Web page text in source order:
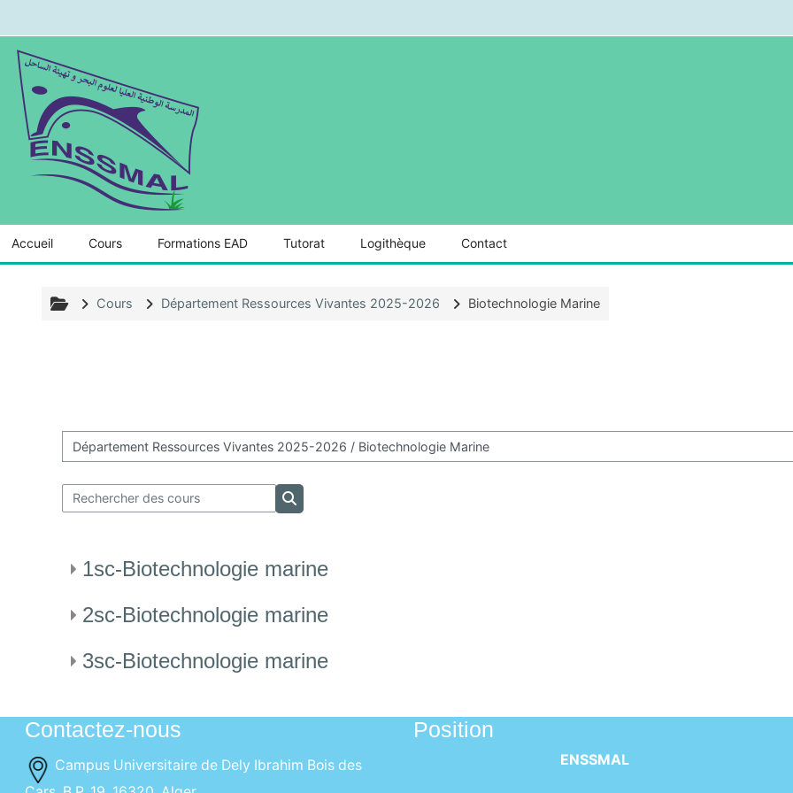
Accueil Cours Formations EAD Tutorat Logithèque Contact
Cours Département Ressources Vivantes 2025-2026 Biotechnologie Marine
Catégories de cours
Rechercher des cours
Rechercher des cours
1sc-Biotechnologie marine
2sc-Biotechnologie marine
3sc-Biotechnologie marine
Contactez-nous
Campus Universitaire de Dely Ibrahim Bois des
Position
ENSSMAL